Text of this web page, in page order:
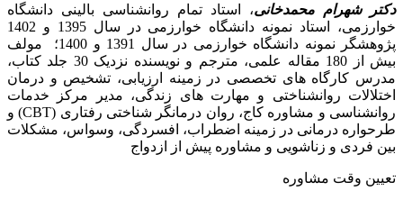
دکتر شهرام محمدخانی، استاد تمام روانشناسی بالینی دانشگاه
خوارزمی، استاد نمونه دانشگاه خوارزمی در سال 1395 و 1402
پژوهشگر نمونه دانشگاه خوارزمی در سال 1391 و 1400؛ مولف
بیش از 180 مقاله علمی، مترجم و نویسنده نزدیک 30 جلد کتاب،
مدرس کارگاه­ های تخصصی در زمینه ارزیابی، تشخیص و درمان
اختلالات روانشناختی و مهارت های زندگی، مدیر مرکز خدمات
روانشناسی و مشاوره کاج، روان­ درمانگر شناختی رفتاری (CBT) و
طرحواره درمانی در زمینه اضطراب، افسردگی، وسواس، مشکلات
بین فردی و زناشویی و مشاوره پیش از ازدواج
تعیین وقت مشاوره